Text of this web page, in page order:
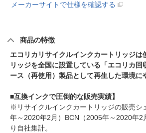
メーカーサイトで仕様を確認する
商品の特徴
エコリカリサイクルインクカートリッジは
リッジを全国に設置している「エコリカ
ース（再使用）製品として再生した環境に
■互換インクで圧倒的な販売実績】
※リサイクルインクカートリッジの販売シ
年～2020年2月）BCN（2005年～2020年2
り自社集計。